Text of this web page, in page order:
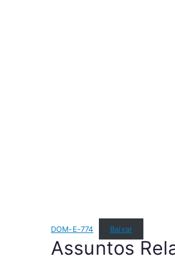
DOM-E-774 Baixar
Assuntos